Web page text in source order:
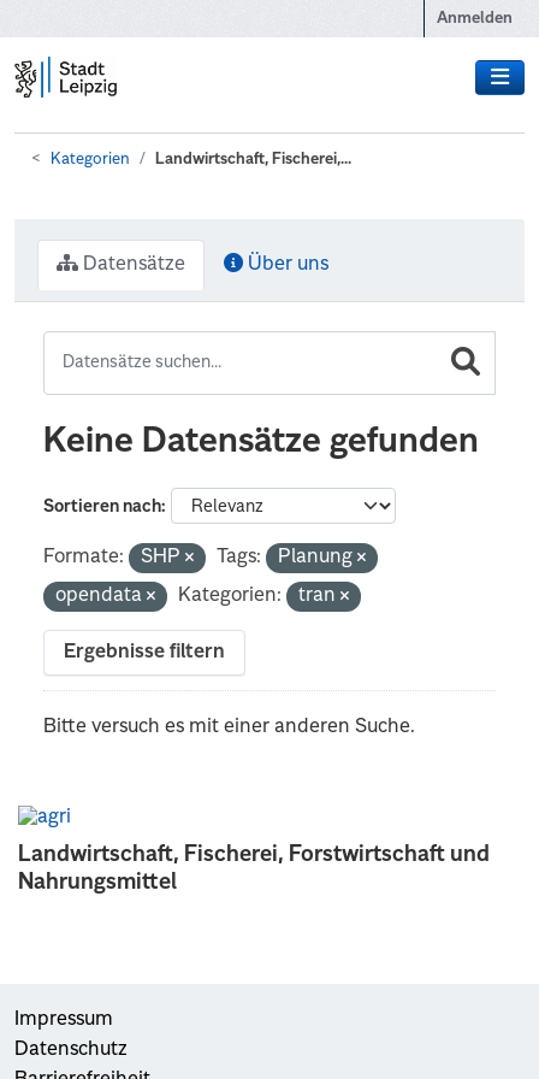
Anmelden
Kategorien Landwirtschaft, Fischerei,...
Landwirtschaft, Fischerei, Forstwirtschaft und
Nahrungsmittel
Datensätze Über uns
Keine Datensätze gefunden
Sortieren nach
Formate: SHP Tags:
Planung
opendata
Kategorien: tran
Ergebnisse filtern
Bitte versuch es mit einer anderen Suche.
Impressum
Datenschutz